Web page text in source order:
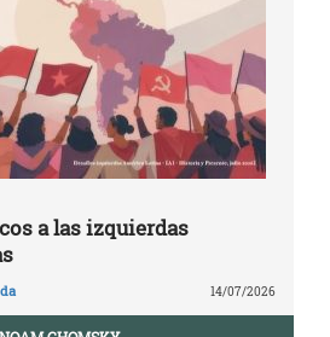
a las izquierdas
14/07/2026